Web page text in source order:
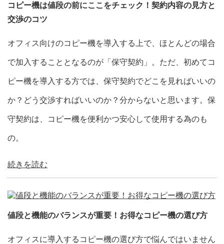
コピー機は値段の前にここをチェック！契約内容の見方と
交渉のコツ
オフィス向けのコピー機を導入する上で、ほとんどの場合
で加入することとなるのが「保守契約」。ただ、初めてコ
ピー機を導入する方では、保守契約でどこを見ればいいの
か？どう交渉すればいいのか？分からないと思います。保
守契約は、コピー機を便利かつ安心して使用する為のも
の。
続きを読む
値段と機能のバランスが重要！お得なコピー機の選び方
オフィスに導入するコピー機の選び方で悩んではいません